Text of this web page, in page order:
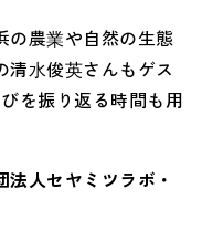
の農業や自然の生態
清水俊英さんもゲス
を振り返る時間も用
人セヤミツラボ・